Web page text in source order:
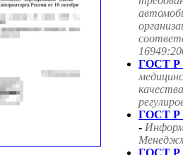
ГОСТ Р
ГОСТ Р
-
ГОСТ Р